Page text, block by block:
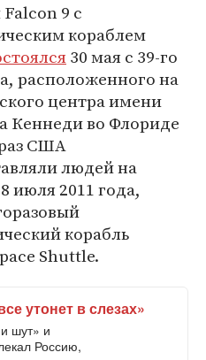
9 с
кораблем
30 мая с 39-го
расположенного на
центра имени
Кеннеди во Флориде
США
людей на
июля 2011 года,
корабль
Shuttle.
утонет в слезах»
шут» и
Россию,